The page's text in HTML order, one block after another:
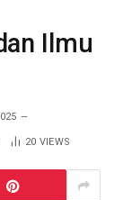
Ilmu
20 VIEWS